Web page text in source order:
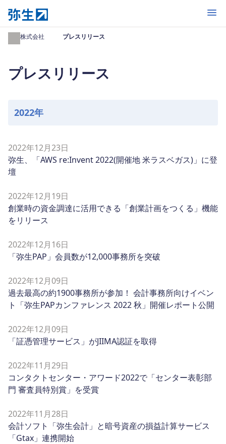
開く
弥生株式会社 プレスリリース
プレスリリース
2022年
2022年12月23日
弥生、「AWS re:Invent 2022(開催地 米ラスベガス)」に登
壇
2022年12月19日
創業時の資金調達に活用できる「創業計画をつくる」機能
をリリース
2022年12月16日
「弥生PAP」会員数が12,000事務所を突破
2022年12月09日
過去最高の約1900事務所が参加！ 会計事務所向けイベン
ト「弥生PAPカンファレンス 2022 秋」開催レポート公開
2022年12月09日
「証憑管理サービス」がJIIMA認証を取得
2022年11月29日
コンタクトセンター・アワード2022で「センター表彰部
門 審査員特別賞」を受賞
2022年11月28日
会計ソフト「弥生会計」と暗号資産の損益計算サービス
「Gtax」連携開始